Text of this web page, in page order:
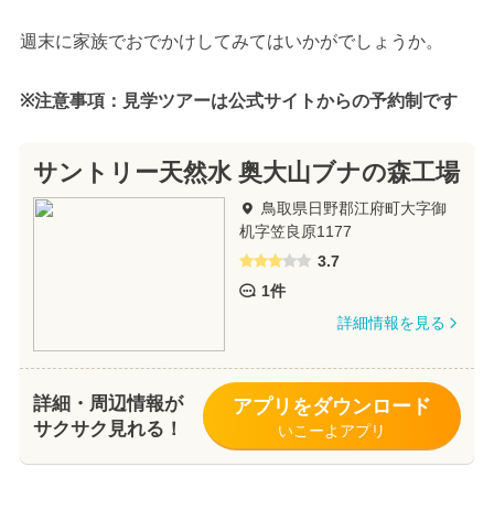
週末に家族でおでかけしてみてはいかがでしょうか。
※注意事項：見学ツアーは公式サイトからの予約制です
サントリー天然水 奥大山ブナの森工場
鳥取県日野郡江府町大字御
机字笠良原1177
3.7
1件
詳細情報を見る
詳細・周辺情報が
サクサク見れる！
アプリをダウンロード
いこーよアプリ